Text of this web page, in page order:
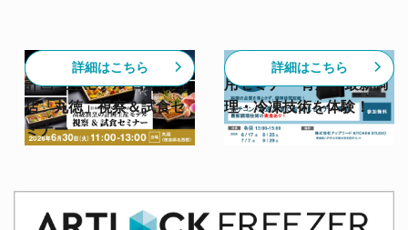
【6/30開催】高級割烹の
計画生産モデル 日本料理
店「丸徳」視察＆試食セ
ミナー
詳細はこちら
【スチコン✕急速冷凍活
用セミナー 青森】最新調
理・冷凍技術を体験！
詳細はこちら